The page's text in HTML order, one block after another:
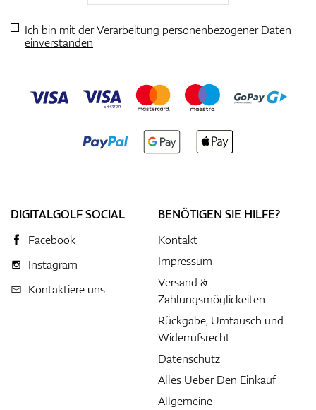
Ich bin mit der Verarbeitung personenbezogenerDaten
einverstanden
DIGITALGOLF SOCIAL
Facebook
Instagram
Kontaktiere uns
BENÖTIGEN SIE HILFE?
Kontakt
Impressum
Versand &
Zahlungsmöglickeiten
Rückgabe, Umtausch und
Widerrufsrecht
Datenschutz
Alles Ueber Den Einkauf
Allgemeine